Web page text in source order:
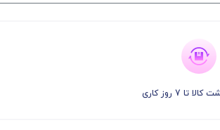
تا 7 روز کاری